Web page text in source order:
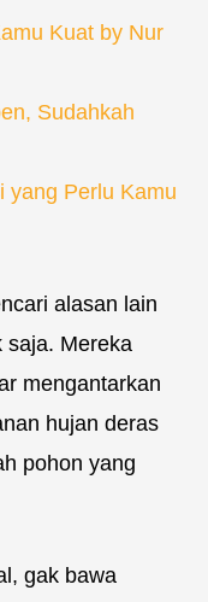
Kuat by Nur
Sudahkah
yang Perlu Kamu
alasan lain
saja. Mereka
mengantarkan
hujan deras
pohon yang
gak bawa